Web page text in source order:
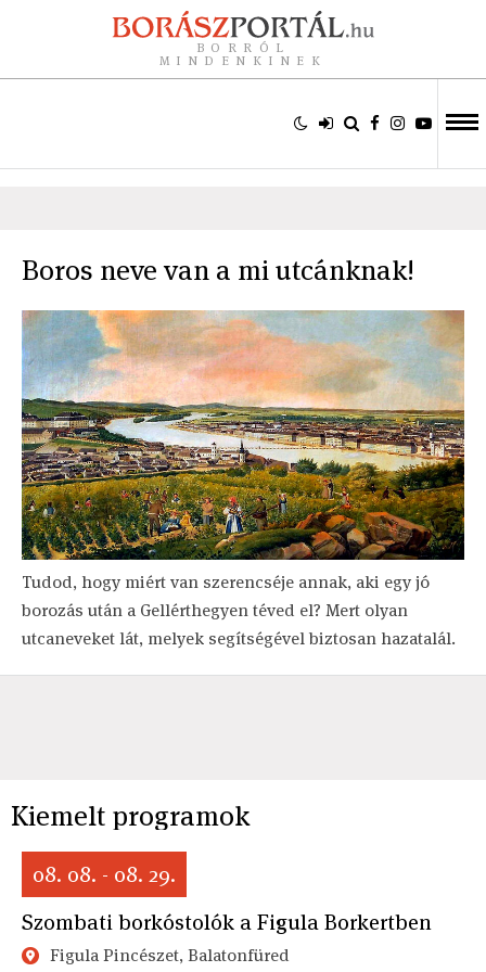
BORRÓL
MINDENKINEK
Boros neve van a mi utcánknak!
Tudod, hogy miért van szerencséje annak, aki egy jó
borozás után a Gellérthegyen téved el? Mert olyan
utcaneveket lát, melyek segítségével biztosan hazatalál.
Kiemelt programok
08. 08. - 08. 29.
Szombati borkóstolók a Figula Borkertben
Figula Pincészet, Balatonfüred